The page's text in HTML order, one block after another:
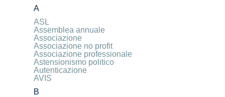
A
ASL
Assemblea annuale
Associazione
Associazione no profit
Associazione professionale
Astensionismo politico
Autenticazione
AVIS
B